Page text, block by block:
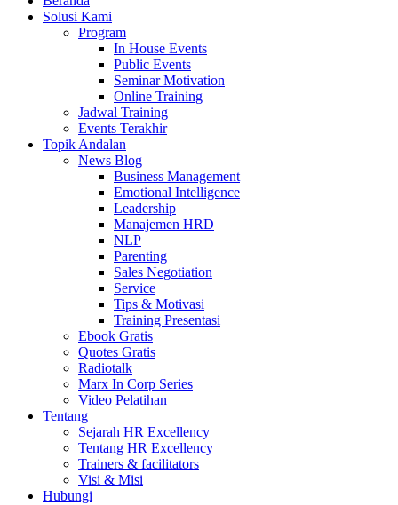
Solusi Kami
Program
In House Events
Public Events
Seminar Motivation
Online Training
Jadwal Training
Events Terakhir
Topik Andalan
News Blog
Business Management
Emotional Intelligence
Leadership
Manajemen HRD
NLP
Parenting
Sales Negotiation
Service
Tips & Motivasi
Training Presentasi
Ebook Gratis
Quotes Gratis
Radiotalk
Marx In Corp Series
Video Pelatihan
Tentang
Sejarah HR Excellency
Tentang HR Excellency
Trainers & facilitators
Visi & Misi
Hubungi